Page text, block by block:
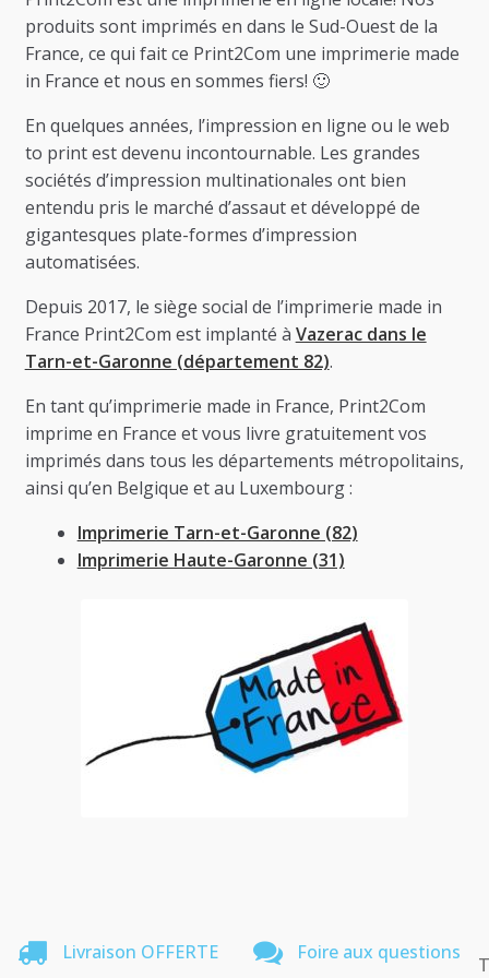
produits sont imprimés en dans le Sud-Ouest de la
France, ce qui fait ce Print2Com une imprimerie made
in France et nous en sommes fiers! 🙂
En quelques années, l’impression en ligne ou le web
to print est devenu incontournable. Les grandes
sociétés d’impression multinationales ont bien
entendu pris le marché d’assaut et développé de
gigantesques plate-formes d’impression
automatisées.
Depuis 2017, le siège social de l’imprimerie made in
France Print2Com est implanté à Vazerac dans le
Tarn-et-Garonne (département 82).
En tant qu’imprimerie made in France, Print2Com
imprime en France et vous livre gratuitement vos
imprimés dans tous les départements métropolitains,
ainsi qu’en Belgique et au Luxembourg :
Imprimerie Tarn-et-Garonne (82)
Imprimerie Haute-Garonne (31)
Livraison OFFERTE Foire aux questions